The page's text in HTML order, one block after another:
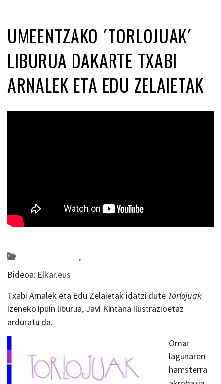
UMEENTZAKO ´TORLOJUAK´
LIBURUA DAKARTE TXABI
ARNALEK ETA EDU ZELAIETAK
,
Bideoa: Elkar.eus
Txabi Arnalek eta Edu Zelaietak idatzi dute Torlojuak
izeneko ipuin liburua, Javi Kintana ilustrazioetaz
arduratu da.
Omar
lagunaren
hamsterra